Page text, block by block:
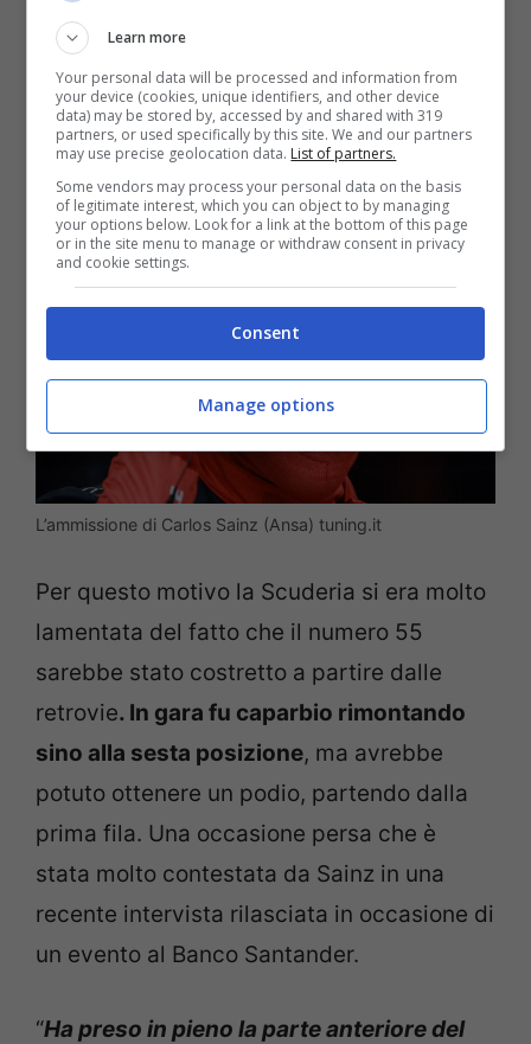
d’arte del Matador nell’ottenimento di una
penalità a causa della sostituzione dei
componenti, dopo danni da oltre 1 milione
di euro, è prossima allo zero.
L’ammissione di Carlos Sainz (Ansa) tuning.it
Per questo motivo la Scuderia si era molto
lamentata del fatto che il numero 55
sarebbe stato costretto a partire dalle
retrovie. In gara fu caparbio rimontando
sino alla sesta posizione, ma avrebbe
potuto ottenere un podio, partendo dalla
prima fila. Una occasione persa che è
stata molto contestata da Sainz in una
recente intervista rilasciata in occasione di
un evento al Banco Santander.
“Ha preso in pieno la parte anteriore del
Learn more
Your personal data will be processed and information from
your device (cookies, unique identifiers, and other device
data) may be stored by, accessed by and shared with 319
partners, or used specifically by this site. We and our partners
may use precise geolocation data. List of partners.
Some vendors may process your personal data on the basis
of legitimate interest, which you can object to by managing
your options below. Look for a link at the bottom of this page
or in the site menu to manage or withdraw consent in privacy
and cookie settings.
Consent
Manage options